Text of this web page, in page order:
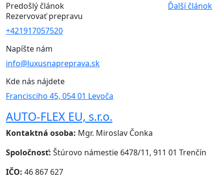
Predošlý článok
Ďalší článok
Rezervovať prepravu
+421917057520
Napíšte nám
info@luxusnapreprava.sk
Kde nás nájdete
Francisciho 45, 054 01 Levoča
AUTO-FLEX EU, s.r.o.
Kontaktná osoba: Mgr. Miroslav Čonka
Spoločnosť: Štúrovo námestie 6478/11, 911 01 Trenčín
IČO: 46 867 627